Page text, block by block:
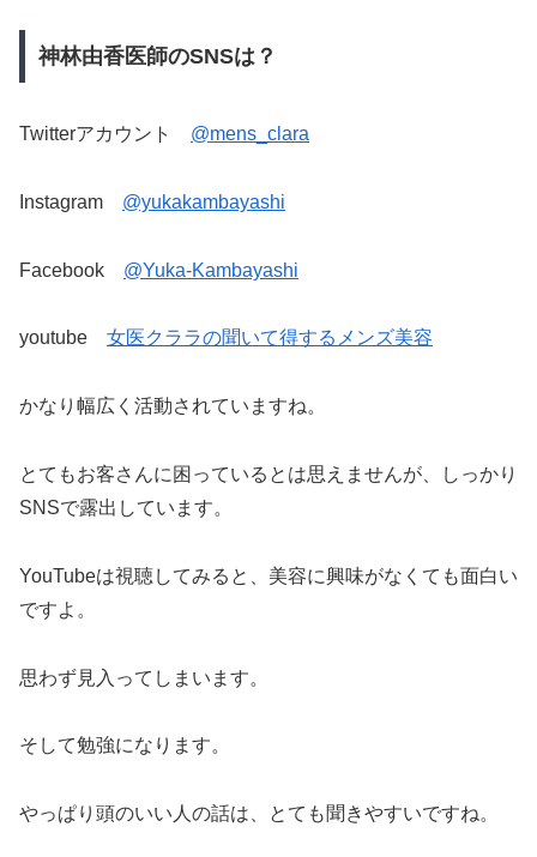
神林由香医師のSNSは？
Twitterアカウント @mens_clara
Instagram @yukakambayashi
Facebook @Yuka-Kambayashi
youtube 女医クララの聞いて得するメンズ美容
かなり幅広く活動されていますね。
とてもお客さんに困っているとは思えませんが、しっかり
SNSで露出しています。
YouTubeは視聴してみると、美容に興味がなくても面白い
ですよ。
思わず見入ってしまいます。
そして勉強になります。
やっぱり頭のいい人の話は、とても聞きやすいですね。